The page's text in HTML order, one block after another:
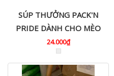
SÚP THƯỞNG PACK'N
PRIDE DÀNH CHO MÈO
24.000₫